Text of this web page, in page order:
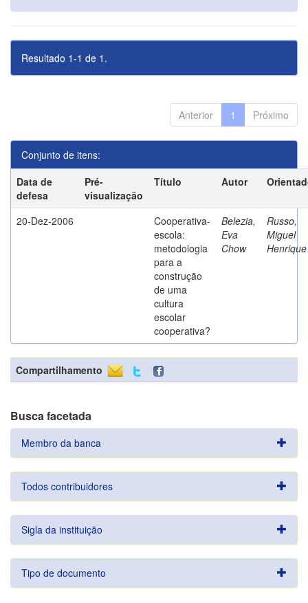
Resultado 1-1 de 1.
Anterior 1 Próximo
Conjunto de itens:
Data de
defesa
Pré-
visualização
Título Autor
20-Dez-2006
Cooperativa-
escola:
metodologia
para a
construção
de uma
cultura
escolar
cooperativa?
Belezia,
Eva
Chow
Russo,
Miguel
Henrique
Compartilhamento
Busca facetada
Membro da banca
Todos contribuidores
Sigla da instituição
Tipo de documento